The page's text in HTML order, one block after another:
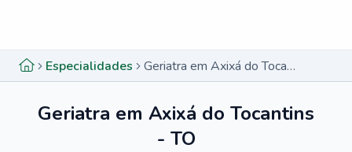
Especialidades Geriatra em Axixá do Tocantins - TO
Geriatra em Axixá do Tocantins
- TO